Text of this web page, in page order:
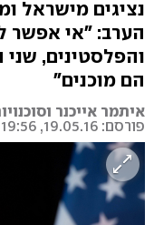
הערב: "אי אפשר
והפלסטינים,
הם מוכנים"
איתמר אייכנר
פורסם: 19.05.16, 19:56